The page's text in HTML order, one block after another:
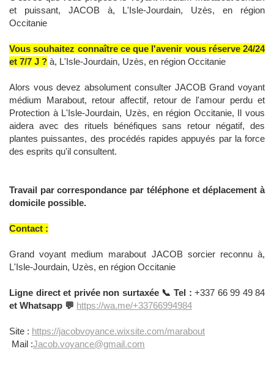
et puissant, JACOB à, L'Isle-Jourdain, Uzès, en région
Occitanie
Vous souhaitez connaître ce que l'avenir vous réserve 24/24
et 7/7 J ? à, L'Isle-Jourdain, Uzès, en région Occitanie
Alors vous devez absolument consulter JACOB Grand voyant
médium Marabout, retour affectif, retour de l'amour perdu et
Protection à L'Isle-Jourdain, Uzès, en région Occitanie, Il vous
aidera avec des rituels bénéfiques sans retour négatif, des
plantes puissantes, des procédés rapides appuyés par la force
des esprits qu'il consultent.
Travail par correspondance par téléphone et déplacement à
domicile possible.
Contact :
Grand voyant medium marabout JACOB sorcier reconnu à,
L'Isle-Jourdain, Uzès, en région Occitanie
Ligne direct et privée non surtaxée 📞 Tel : +337 66 99 49 84
et Whatsapp 💬 https://wa.me/+33766994984
Site : https://jacobvoyance.wixsite.com/marabout
Mail :Jacob.voyance@gmail.com